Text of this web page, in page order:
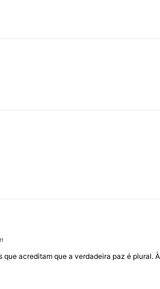
que acreditam que a verdadeira paz é plural.